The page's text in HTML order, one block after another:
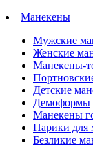
Манекены
Мужские
Женские
Манекены-
Детские
Демоформы
Манекены
Парики для
Безликие